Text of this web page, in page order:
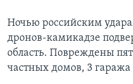
Ночью российским
дронов-камикадзе
область. Повреждены
частных домов, 3